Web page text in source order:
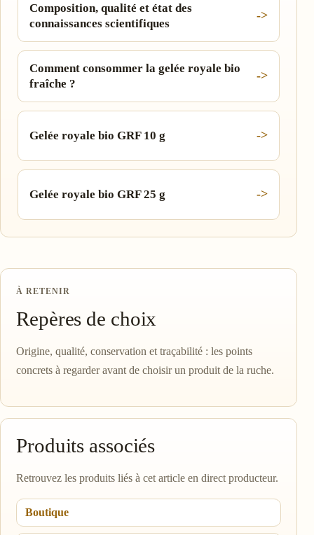
Composition, qualité et état des
connaissances scientifiques
Comment consommer la gelée royale bio
fraîche ?
Gelée royale bio GRF 10 g
Gelée royale bio GRF 25 g
À RETENIR
Repères de choix
Origine, qualité, conservation et traçabilité : les points
concrets à regarder avant de choisir un produit de la ruche.
Produits associés
Retrouvez les produits liés à cet article en direct producteur.
Boutique